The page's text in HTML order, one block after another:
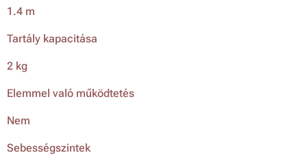
1.4 m
Tartály kapacitása
2 kg
Elemmel való működtetés
Nem
Sebességszintek